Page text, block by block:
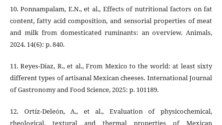
10. Ponnampalam, E.N., et al., Effects of nutritional factors on fat
content, fatty acid composition, and sensorial properties of meat
and milk from domesticated ruminants: an overview. Animals,
2024. 14(6): p. 840.
11. Reyes-Díaz, R., et al., From Mexico to the world: at least sixty
different types of artisanal Mexican cheeses. International Journal
of Gastronomy and Food Science, 2025: p. 101189.
12. Ortíz-Deleón, A., et al., Evaluation of physicochemical,
rheological, textural and thermal properties of Mexican